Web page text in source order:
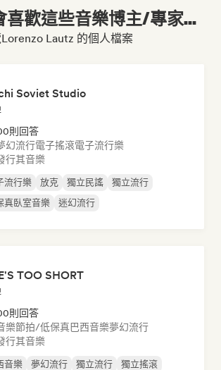
喜歡這些音樂博主/專家...
Lautz 的個人檔案
Soviet Studio
則回答
幻流行電子搖滾電子流行樂
行其音樂
流行樂 放克 獨立民謠
獨立流行
真臥室音樂 迷幻流行
TOO SHORT
則回答
樂節拍/低保真巴西音樂夢幻流行
行其音樂
音樂 夢幻流行 獨立流行
獨立搖滾